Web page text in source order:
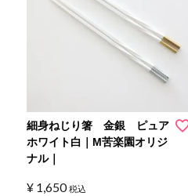
細身ねじり箸 金銀 ピュア
ホワイト白｜M苦楽園オリジ
ナル｜
¥ 1,650 税込